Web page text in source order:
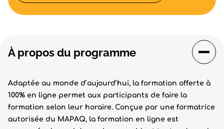
À propos du programme
Adaptée au monde d’aujourd’hui, la formation offerte à
100% en ligne permet aux participants de faire la
formation selon leur horaire. Conçue par une formatrice
autorisée du MAPAQ, la formation en ligne est